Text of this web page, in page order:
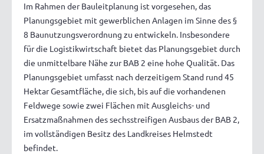
Im Rahmen der Bauleitplanung ist vorgesehen, das
Planungsgebiet mit gewerblichen Anlagen im Sinne des §
8 Baunutzungsverordnung zu entwickeln. Insbesondere
für die Logistikwirtschaft bietet das Planungsgebiet durch
die unmittelbare Nähe zur BAB 2 eine hohe Qualität. Das
Planungsgebiet umfasst nach derzeitigem Stand rund 45
Hektar Gesamtfläche, die sich, bis auf die vorhandenen
Feldwege sowie zwei Flächen mit Ausgleichs- und
Ersatzmaßnahmen des sechsstreifigen Ausbaus der BAB 2,
im vollständigen Besitz des Landkreises Helmstedt
befindet.